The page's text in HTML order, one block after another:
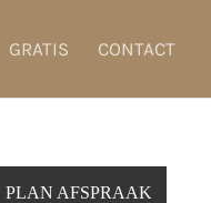
GRATIS CONTACT
PLAN AFSPRAAK